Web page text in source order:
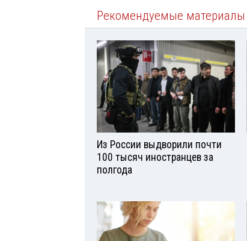
Рекомендуемые материалы
Из России выдворили почти
100 тысяч иностранцев за
полгода